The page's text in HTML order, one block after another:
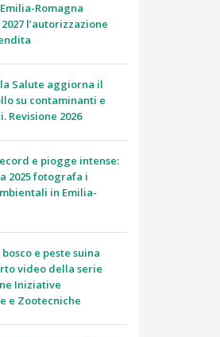
Romagna
l’autorizzazione
Salute aggiorna il
su contaminanti e
Revisione 2026
e piogge intense:
2025 fotografa i
in Emilia-
e peste suina
video della serie
Iniziative
e Zootecniche